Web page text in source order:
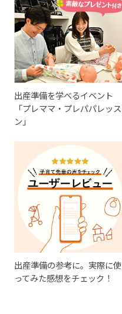
出産準備を学べるイベント
「プレママ・プレパパレッス
ン」
出産準備の参考に。実際に使
ってみた感想をチェック！